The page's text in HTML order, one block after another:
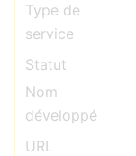
Type de
service
Statut
Nom
développé
URL